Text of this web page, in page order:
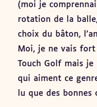
(moi je
rotation de la
choix du bâton,
Moi, je ne vais fort
Touch Golf mais
qui aiment ce
lu que des bonnes